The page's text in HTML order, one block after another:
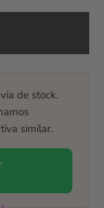
de stock.
similar.